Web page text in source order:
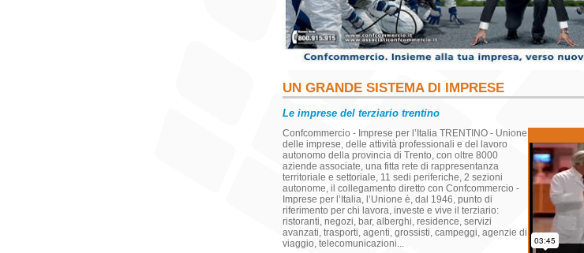
UN GRANDE SISTEMA DI IMPRESE
Le imprese del terziario trentino
Confcommercio - Imprese per l’Italia TRENTINO - Unione
delle imprese, delle attività professionali e del lavoro
autonomo della provincia di Trento, con oltre 8000
aziende associate, una fitta rete di rappresentanza
territoriale e settoriale, 11 sedi periferiche, 2 sezioni
autonome, il collegamento diretto con Confcommercio -
Imprese per l’Italia, l’Unione è, dal 1946, punto di
riferimento per chi lavora, investe e vive il terziario:
ristoranti, negozi, bar, alberghi, residence, servizi
avanzati, trasporti, agenti, grossisti, campeggi, agenzie di
viaggio, telecomunicazioni...